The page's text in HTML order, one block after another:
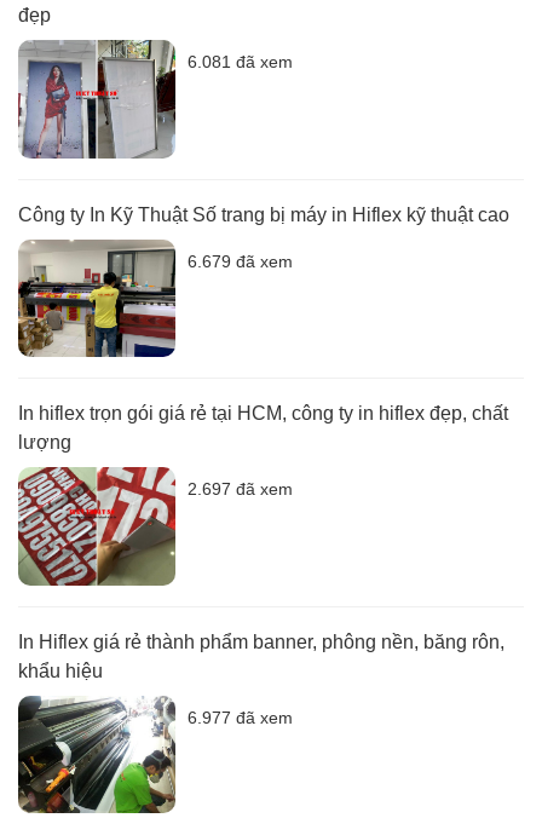
đẹp
6.081 đã xem
Công ty In Kỹ Thuật Số trang bị máy in Hiflex kỹ thuật cao
6.679 đã xem
In hiflex trọn gói giá rẻ tại HCM, công ty in hiflex đẹp, chất
lượng
2.697 đã xem
In Hiflex giá rẻ thành phẩm banner, phông nền, băng rôn,
khẩu hiệu
6.977 đã xem